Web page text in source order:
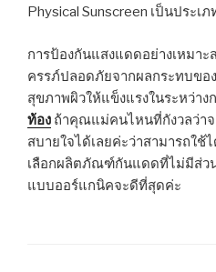
Physical Sunscreen เป็นประ
การป้องกันแสงแดดอย่างเหมา
ครรภ์ปลอดภัยจากผลกระทบขอ
สุขภาพผิวให้แข็งแรงในระหว่าง
ท้อง ถ้าคุณแม่คนไหนที่กังวลว่า
สบายใจได้เลยค่ะว่าสามารถใช้
เลือกผลิตภัณฑ์กันแดดที่ไม่มีส่วน
แบบออร์แกนิคจะดีที่สุดค่ะ